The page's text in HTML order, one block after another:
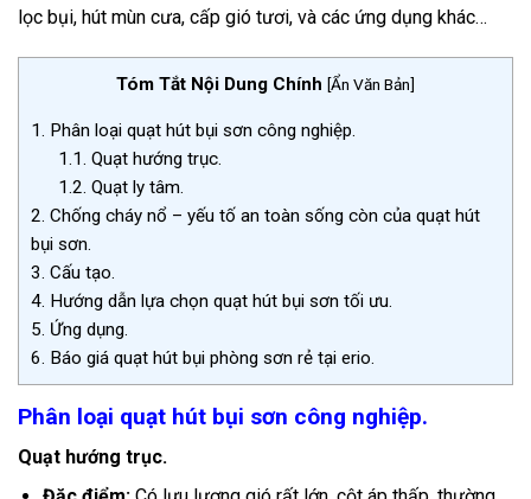
lọc bụi, hút mùn cưa, cấp gió tươi, và các ứng dụng khác…
Tóm Tắt Nội Dung Chính [Ẩn Văn Bản]
1. Phân loại quạt hút bụi sơn công nghiệp.
1.1. Quạt hướng trục.
1.2. Quạt ly tâm.
2. Chống cháy nổ – yếu tố an toàn sống còn của quạt hút
bụi sơn.
3. Cấu tạo.
4. Hướng dẫn lựa chọn quạt hút bụi sơn tối ưu.
5. Ứng dụng.
6. Báo giá quạt hút bụi phòng sơn rẻ tại erio.
Phân loại quạt hút bụi sơn công nghiệp.
Quạt hướng trục.